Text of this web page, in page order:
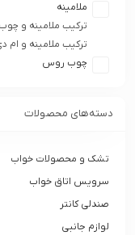
ملامینه
ترکیب ملامینه و چوب
ترکیب ملامینه و ام
چوب روس
دسته‌های محصولات
تشک و محصولات خواب
سرویس اتاق خواب
صندلی کانتر
لوازم جانبی